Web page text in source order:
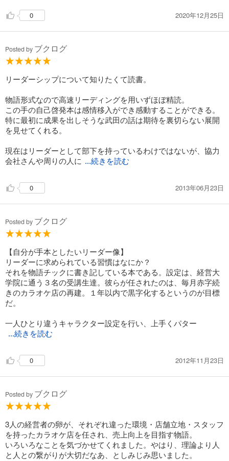
0 2020年12月25日
Posted by ブクログ
リーダーシップについて知りたくて読書。
物語形式なので高速リーディングを用いずほぼ精読。
この手の自己啓発本は感情移入ができ感動することができる。
特に最初に成果を出しそうな武田の話は期待を裏切らない展開
を見せてくれる。
現在はリーダーとして部下を持っているわけではないが、協力
会社さんや周りの人に ...続きを読む
0 2013年06月23日
Posted by ブクログ
【自分が手本としたいリーダー像】
リーダーに求められている習慣はなにか？
それを物語チックに書き記している本である。設定は、経営大
学院に通う３名の受講生達。彼らが任されたのは、毎月赤字続
きのカラオケ店の再建。１年以内で黒字化するというのが目標
だ。
一人ひとり違うキャラクター設定を行い、上手くパター
...続きを読む
0 2012年11月23日
Posted by ブクログ
3人の経営者の卵が、それぞれ違った環境・店舗立地・スタッフ
を持ったカラオケ店を任され、売上向上を目指す物語。
いろいろなことを気づかせてくれました。やはり、理論より人
と人との繋がりが大切だなあ、としみじみ思いました。